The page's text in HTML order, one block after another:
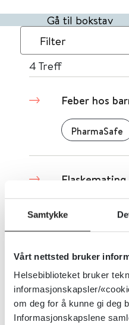
Samtykke
Vårt nettsted bruker
Helsebiblioteket bruker
informasjonskapsler/
om deg for å kunne gi deg
Informasjonskapslene
Gå til bokstav
Filter
4 Treff
Feber hos
PharmaSafe
Flaskemating
PharmaSafe
Forstoppelse
Pharmasafe
PharmaSafe